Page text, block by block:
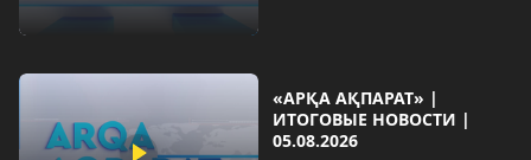
«АРҚА АҚПАРАТ» |
ИТОГОВЫЕ НОВОСТИ |
05.08.2026